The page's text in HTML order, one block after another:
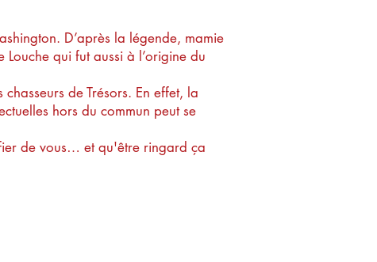
D’après la légende, mamie
qui fut aussi à l’origine du
de Trésors. En effet, la
hors du commun peut se
de vous… et qu'être ringard ça